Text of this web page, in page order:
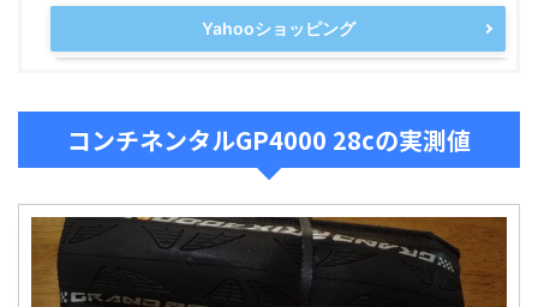
Yahooショッピング
コンチネンタルGP4000 28cの実測値